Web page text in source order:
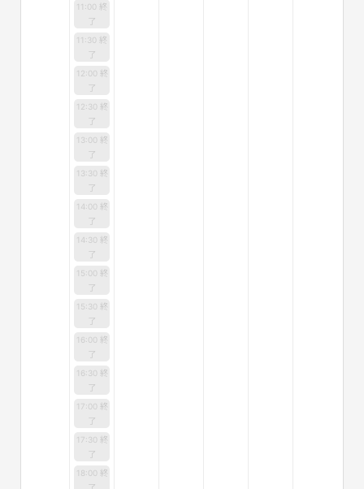
11:00 終
了
11:30 終
了
12:00 終
了
12:30 終
了
13:00 終
了
13:30 終
了
14:00 終
了
14:30 終
了
15:00 終
了
15:30 終
了
16:00 終
了
16:30 終
了
17:00 終
了
17:30 終
了
18:00 終
了